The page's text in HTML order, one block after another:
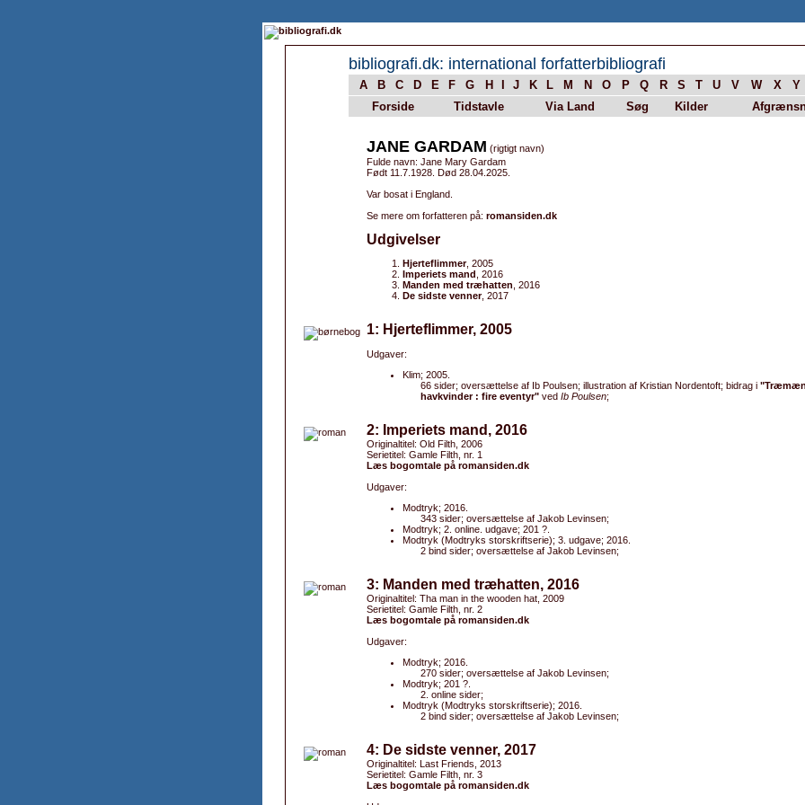
bibliografi.dk: international forfatterbibliografi
A B C D E F G H J K L M N O P Q R S T U V W X Y
Forside
Tidstavle Via Land Søg Kilder
JANE GARDAM (rigtigt navn)
Fulde navn: Jane Mary Gardam
Født 11.7.1928. Død 28.04.2025.
Var bosat i England.
Se mere om forfatteren på: romansiden.dk
Udgivelser
Hjerteflimmer, 2005
Imperiets mand , 2016
Manden med træhatten , 2016
De sidste venner, 2017
1: Hjerteflimmer, 2005
Udgaver:
Klim; 2005.
66 sider; oversættelse af Ib Poulsen; illustration af Kristian Nordentoft; bidrag i
havkvinder : fire eventyr" ved Ib Poulsen;
2: Imperiets mand, 2016
Originaltitel: Old Filth, 2006
Serietitel: Gamle Filth, nr. 1
Læs bogomtale på romansiden.dk
Udgaver:
Modtryk; 2016.
343 sider; oversættelse af Jakob Levinsen;
Modtryk; 2. online. udgave; 201 ?.
Modtryk (Modtryks storskriftserie); 3. udgave; 2016.
2 bind sider; oversættelse af Jakob Levinsen;
3: Manden med træhatten, 2016
Originaltitel: Tha man in the wooden hat, 2009
Serietitel: Gamle Filth, nr. 2
Læs bogomtale på romansiden.dk
Udgaver:
Modtryk; 2016.
270 sider; oversættelse af Jakob Levinsen;
Modtryk; 201 ?.
2. online sider;
Modtryk (Modtryks storskriftserie); 2016.
2 bind sider; oversættelse af Jakob Levinsen;
4: De sidste venner, 2017
Originaltitel: Last Friends, 2013
Serietitel: Gamle Filth, nr. 3
Læs bogomtale på romansiden.dk